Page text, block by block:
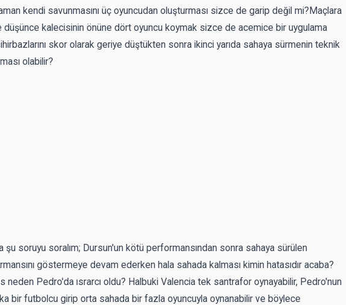
kendi savunmasını üç oyuncudan oluşturması sizce de garip değil mi?Maçlara
düşünce kalecisinin önüne dört oyuncu koymak sizce de acemice bir uygulama
skor olarak geriye düştükten sonra ikinci yarıda sahaya sürmenin teknik
olabilir?
şu soruyu soralım; Dursun'un kötü performansından sonra sahaya sürülen
göstermeye devam ederken hala sahada kalması kimin hatasıdır acaba?
Pedro'da ısrarcı oldu? Halbuki Valencia tek santrafor oynayabilir, Pedro'nun
bir futbolcu girip orta sahada bir fazla oyuncuyla oynanabilir ve böylece